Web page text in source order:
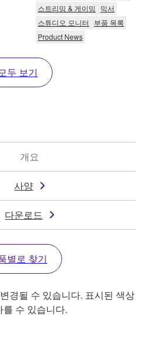
스트리밍 & 게이밍 믹서
스튜디오 모니터
부품 목록
Product News
두 보기
개요
사양
다운로드
별로 찾기
경될 수 있습니다. 표시된 색상
수 있습니다.